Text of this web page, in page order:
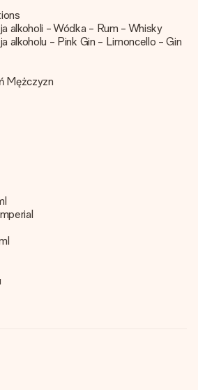
alkoholi - Wódka - Rum - Whisky
alkoholu - Pink Gin - Limoncello - Gin
Mężczyzn